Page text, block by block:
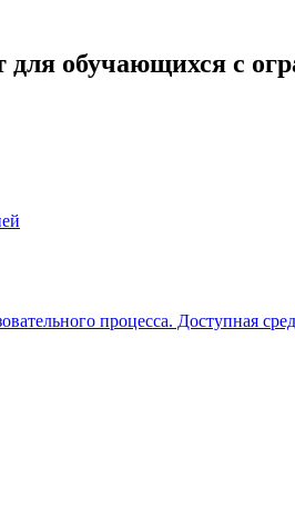
для обучающихся с
процесса. Доступная